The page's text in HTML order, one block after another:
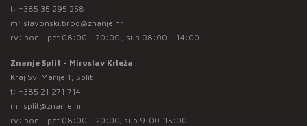
t: +385 35 295 258
m: slavonski.brod@znanje.hr
rv: pon - pet 08:00 - 20:00 ; sub 08:00 – 14:00
Znanje Split - Miroslav Krleža
Kraj Sv. Marije 1, Split
t: +385 21 271 714
m: split@znanje.hr
rv: pon - pet 08:00 - 20:00; sub 9:00-15:00